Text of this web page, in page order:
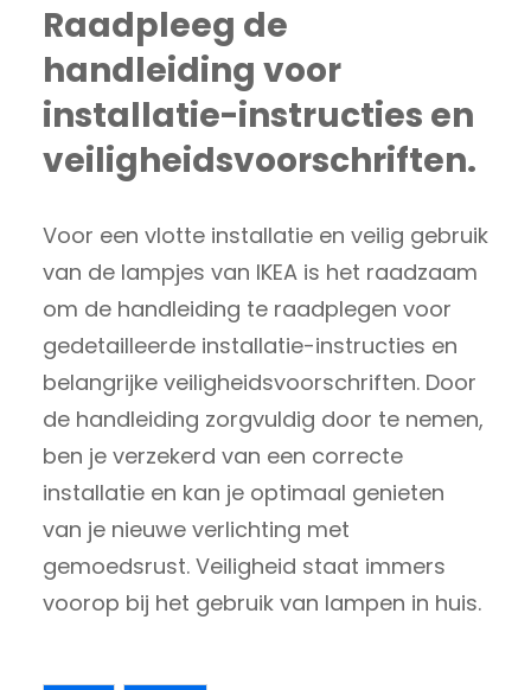
Raadpleeg de
handleiding voor
installatie-instructies en
veiligheidsvoorschriften.
Voor een vlotte installatie en veilig gebruik
van de lampjes van IKEA is het raadzaam
om de handleiding te raadplegen voor
gedetailleerde installatie-instructies en
belangrijke veiligheidsvoorschriften. Door
de handleiding zorgvuldig door te nemen,
ben je verzekerd van een correcte
installatie en kan je optimaal genieten
van je nieuwe verlichting met
gemoedsrust. Veiligheid staat immers
voorop bij het gebruik van lampen in huis.